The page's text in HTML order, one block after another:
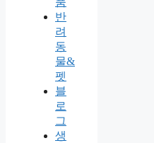
반
려
동
물&
펫
블
로
그
생